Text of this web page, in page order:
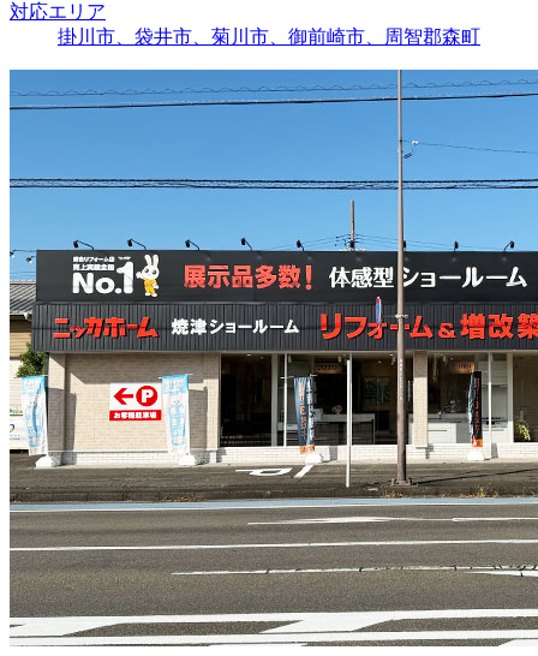
対応エリア
掛川市、袋井市、菊川市、御前崎市、周智郡森町